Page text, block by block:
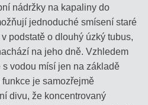
nádržky na kapaliny do
jednoduché smísení staré
podstatě o dlouhý úzký tubus,
na jeho dně. Vzhledem
s vodou mísí jen na základě
je samozřejmě
divu, že koncentrovaný